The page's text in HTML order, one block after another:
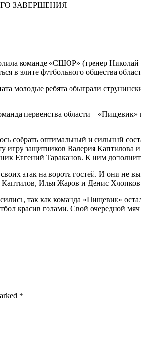
ЗАВЕРШЕНИЯ
команде «СШОР» (тренер Николай
в элите футбольного общества
молодые ребята обыграли
первенства области –
собрать оптимальный и сильный
игру защитников Валерия
Евгений Тараканов. К ним
атак на ворота гостей. И они не
Илья Жаров и Денис Хлопков.
так как команда «Пищевик»
красив голами. Свой очередной
*